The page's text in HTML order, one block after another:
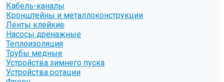
Кабель-каналы
Кронштейны и металлоконструкции
Ленты клейкие
Насосы дренажные
Теплоизоляция
Трубы медные
Устройства зимнего пуска
Устройства ротации